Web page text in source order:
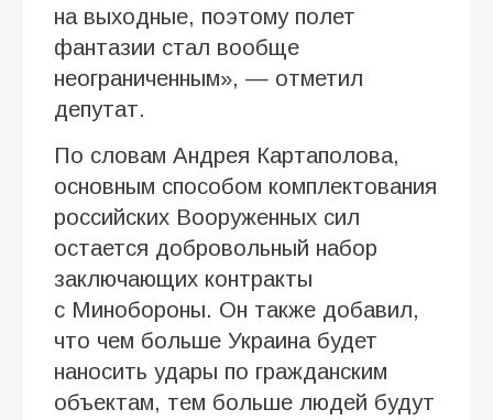
на выходные, поэтому полет
фантазии стал вообще
неограниченным», — отметил
депутат.
По словам Андрея Картаполова,
основным способом комплектования
российских Вооруженных сил
остается добровольный набор
заключающих контракты
с Минобороны. Он также добавил,
что чем больше Украина будет
наносить удары по гражданским
объектам, тем больше людей будут